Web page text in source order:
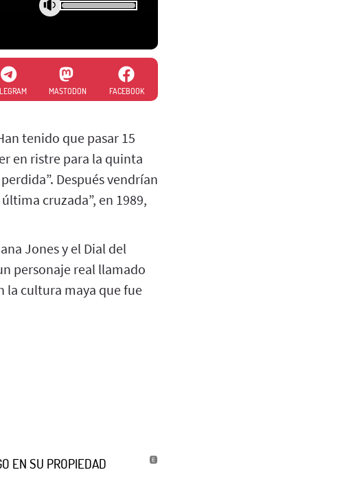
MASTODON FACEBOOK
tenido que pasar 15
en ristre para la quinta
Después vendrían
cruzada”, en 1989,
Jones y el Dial del
personaje real llamado
la cultura maya que fue
EN SU PROPIEDAD